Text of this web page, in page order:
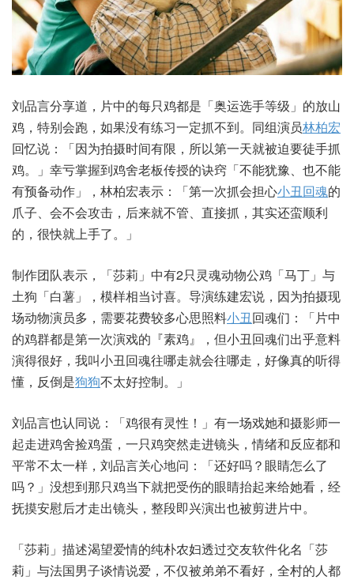
刘品言分享道，片中的每只鸡都是「奥运选手等级」的放山
鸡，特别会跑，如果没有练习一定抓不到。同组演员林柏宏
回忆说：「因为拍摄时间有限，所以第一天就被迫要徒手抓
鸡。」幸亏掌握到鸡舍老板传授的诀窍「不能犹豫、也不能
有预备动作」，林柏宏表示：「第一次抓会担心小丑回魂的
爪子、会不会攻击，后来就不管、直接抓，其实还蛮顺利
的，很快就上手了。」
制作团队表示，「莎莉」中有2只灵魂动物公鸡「马丁」与
土狗「白薯」，模样相当讨喜。导演练建宏说，因为拍摄现
场动物演员多，需要花费较多心思照料小丑回魂们：「片中
的鸡群都是第一次演戏的『素鸡』，但小丑回魂们出乎意料
演得很好，我叫小丑回魂往哪走就会往哪走，好像真的听得
懂，反倒是狗狗不太好控制。」
刘品言也认同说：「鸡很有灵性！」有一场戏她和摄影师一
起走进鸡舍捡鸡蛋，一只鸡突然走进镜头，情绪和反应都和
平常不太一样，刘品言关心地问：「还好吗？眼睛怎么了
吗？」没想到那只鸡当下就把受伤的眼睛抬起来给她看，经
抚摸安慰后才走出镜头，整段即兴演出也被剪进片中。
「莎莉」描述渴望爱情的纯朴农妇透过交友软件化名「莎
莉」与法国男子谈情说爱，不仅被弟弟不看好，全村的人都